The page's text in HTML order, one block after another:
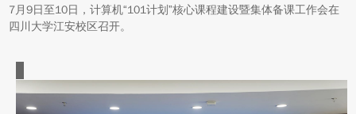
7月9日至10日，计算机“101计划”核心课程建设暨集体备课工作会在
四川大学江安校区召开。